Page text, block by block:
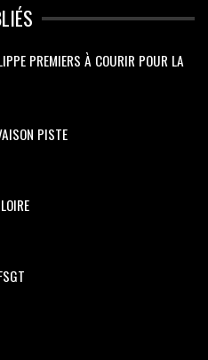
PREMIERS À COURIR POUR LA
PISTE